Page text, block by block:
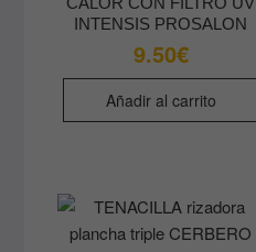
INTENSIS PROSALON
9.50€
Añadir al carrito